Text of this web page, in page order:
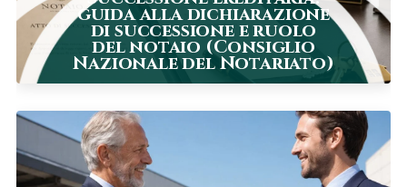
guida alla dichiarazione
di successione e ruolo
del notaio (Consiglio
Nazionale del Notariato)